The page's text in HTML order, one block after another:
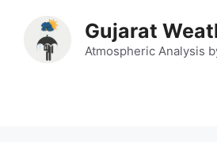
content
Gujarat
Atmospheric Analysis